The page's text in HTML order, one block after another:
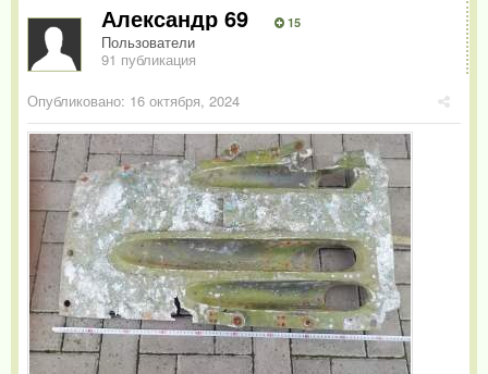
Александр 69 15
Пользователи
91 публикация
Опубликовано: 16 октября, 2024